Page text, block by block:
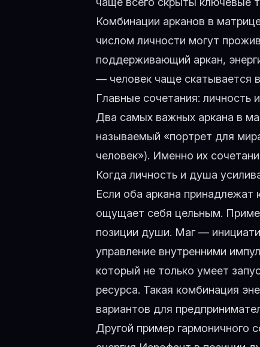
Комбинации арканов в
числом личности могут
поддерживающий аркан,
— человек чаще скатывается
Главные сочетания: личность
Два самых важных аркана в
называемый «портрет для
человек»). Именно их
Когда личность и душа
Если оба аркана принадлежат
ощущает себя цельным.
позиции души. Маг —
управление внутренними
который не только умеет
ресурса. Такая комбинация
вариантов для
Другой пример гармоничного